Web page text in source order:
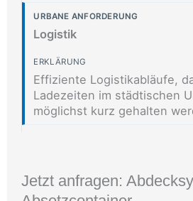
Logistik
Effiziente Logistikabläufe,
Ladezeiten im städtischen
möglichst kurz gehalten
Jetzt anfragen: